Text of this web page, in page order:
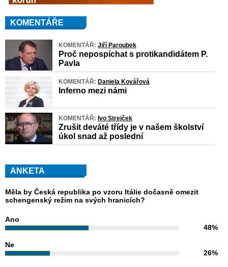
KOMENTÁŘE
KOMENTÁŘ: Jiří Paroubek
Proč nepospíchat s protikandidátem P.
Pavla
KOMENTÁŘ: Daniela Kovářová
Inferno mezi námi
KOMENTÁŘ: Ivo Strejček
Zrušit deváté třídy je v našem školství
úkol snad až poslední
ANKETA
Měla by Česká republika po vzoru Itálie dočasně omezit
schengenský režim na svých hranicích?
Ano
48%
Ne
26%